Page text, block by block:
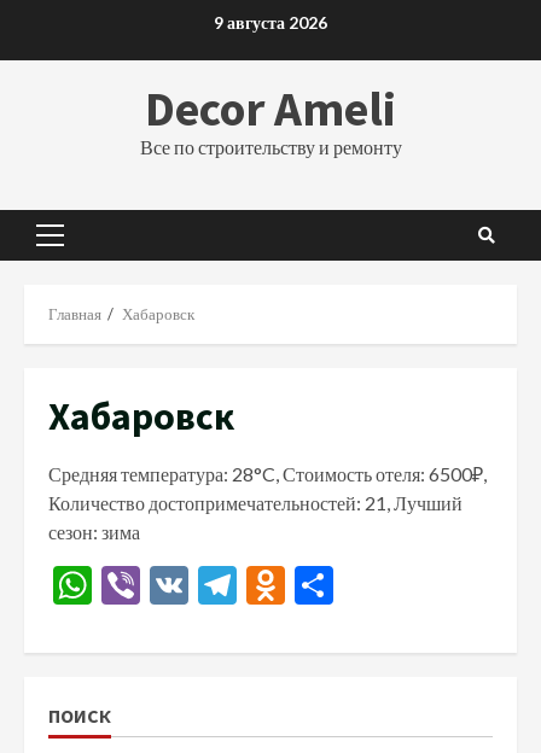
9 августа 2026
Decor Ameli
Все по строительству и ремонту
Основное
Главная Хабаровск
Хабаровск
Средняя температура: 28°C, Стоимость отеля: 6500₽,
Количество достопримечательностей: 21, Лучший
сезон: зима
WhatsApp
Viber
VK Telegram
Odnoklassniki
ПОИСК